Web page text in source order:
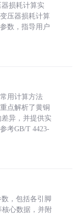
器损耗计算实
压器损耗计算
数，指导用户
用计算方法
点解析了黄铜
差异，并提供实
考GB/T 4423-
，包括各引脚
心数据，并附